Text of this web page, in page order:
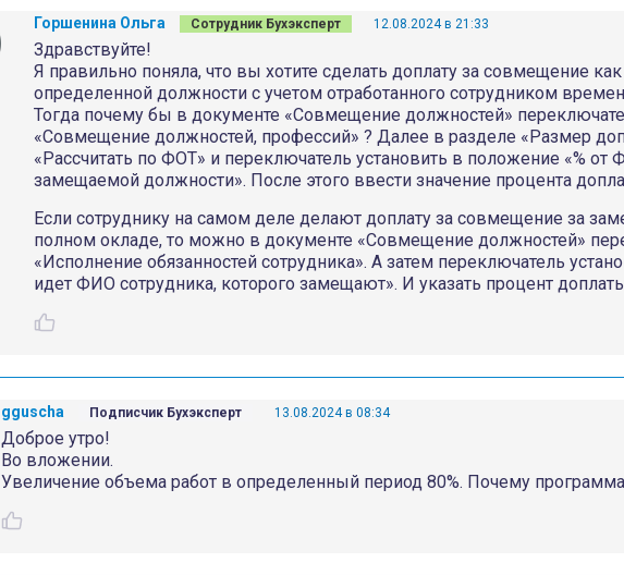
Горшенина Ольга Сотрудник Бухэксперт 12.08.2024 в 21:33
Здравствуйте!
Я правильно поняла, что вы хотите сделать доплату за совмещение
определенной должности с учетом отработанного сотрудником
Тогда почему бы в документе «Совмещение должностей»
«Совмещение должностей, профессий» ? Далее в разделе «Размер
«Рассчитать по ФОТ» и переключатель установить в положение «% от
замещаемой должности». После этого ввести значение процента
Если сотруднику на самом деле делают доплату за совмещение за
полном окладе, то можно в документе «Совмещение должностей»
«Исполнение обязанностей сотрудника». А затем переключатель
идет ФИО сотрудника, которого замещают». И указать процент
gguscha Подписчик Бухэксперт 13.08.2024 в 08:34
Доброе утро!
Во вложении.
Увеличение объема работ в определенный период 80%. Почему программа